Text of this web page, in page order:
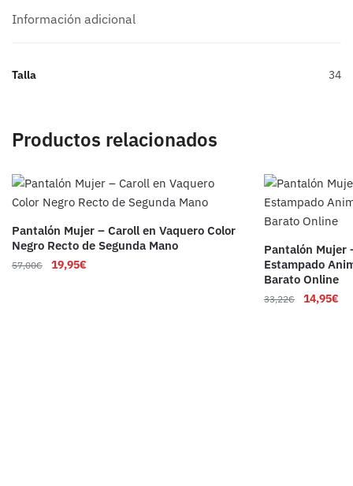
Información adicional
Talla 34
Productos relacionados
Pantalón Mujer – Caroll en Vaquero Color
Negro Recto de Segunda Mano
57,00€ 19,95€
Pantalón Mujer
Estampado
Barato Online
33,22€ 14,95€